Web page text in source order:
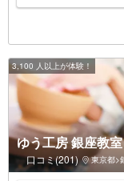
3,100 人以上が体験！
ゆう工房 銀座教室
口コミ(201) 東京都>